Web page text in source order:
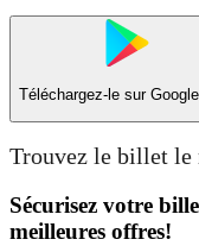
Téléchargez-le sur
Trouvez le billet le
Sécurisez votre
meilleures offres!